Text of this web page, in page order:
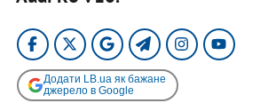
Додати LB.ua як бажане
джерело в Google